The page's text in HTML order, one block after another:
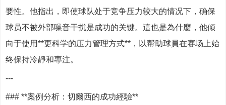
要性。他指出，即使球队处于竞争压力较大的情况下，确保
球员不被外部噪音干扰是成功的关键。這也是為什麼，他倾
向于使用**更科学的压力管理方式**，以帮助球員在赛场上始
终保持冷靜和專注。
---
### **案例分析：切爾西的成功經驗**